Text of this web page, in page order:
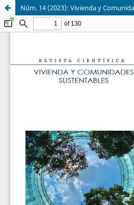
Núm. 14 (2023): Vivienda y